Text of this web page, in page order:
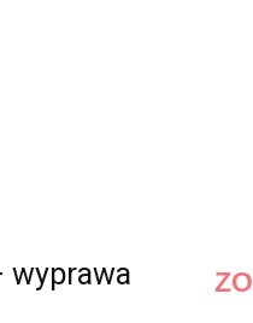
wyprawa